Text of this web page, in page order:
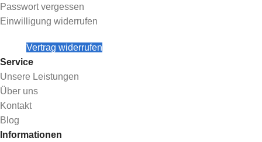
Passwort vergessen
Einwilligung widerrufen
Vertrag widerrufen
Service
Unsere Leistungen
Über uns
Kontakt
Blog
Informationen